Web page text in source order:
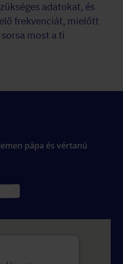
adatokat, és
frekvenciát, mielőtt
most a ti
pápa és vértanú